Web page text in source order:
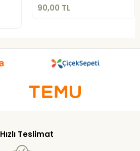
90,00 TL
Hızlı Teslimat